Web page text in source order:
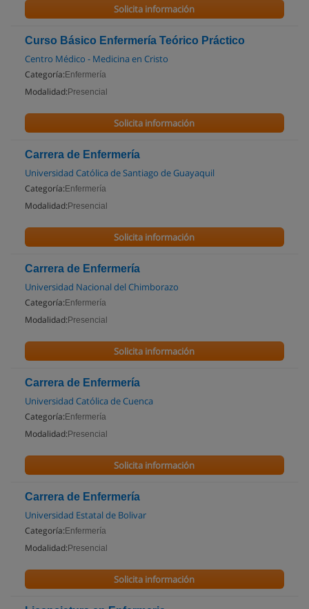
Solicita información
Curso Básico Enfermería Teórico Práctico
Centro Médico - Medicina en Cristo
Categoría: Enfermería
Modalidad: Presencial
Solicita información
Carrera de Enfermería
Universidad Católica de Santiago de Guayaquil
Categoría: Enfermería
Modalidad: Presencial
Solicita información
Carrera de Enfermería
Universidad Nacional del Chimborazo
Categoría: Enfermería
Modalidad: Presencial
Solicita información
Carrera de Enfermería
Universidad Católica de Cuenca
Categoría: Enfermería
Modalidad: Presencial
Solicita información
Carrera de Enfermería
Universidad Estatal de Bolivar
Categoría: Enfermería
Modalidad: Presencial
Solicita información